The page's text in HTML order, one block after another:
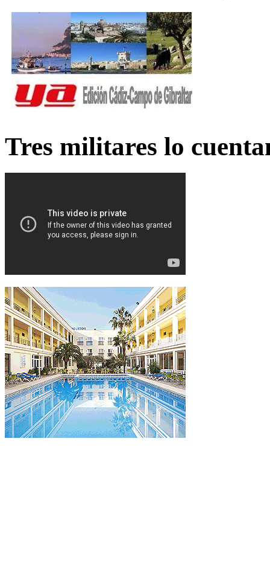
Tres militares lo